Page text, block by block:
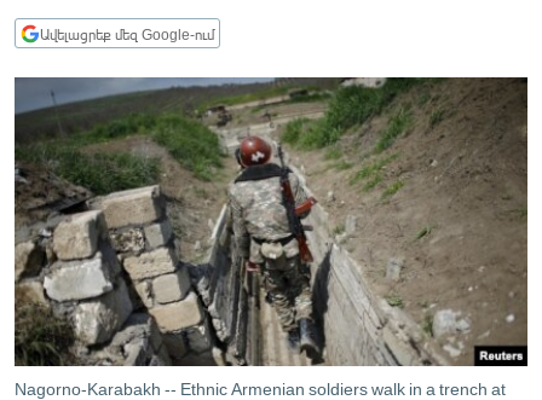
ՏՆՏԵՍՈՒԹՅՈՒՆ
ՊԱՏԵՐԱԶՄԻ 6 ՇԱԲԱԹՆԵՐԸ
ՏԱՐԱԾԱՇՐՋԱՆ
ՄԻՋԱԶԳԱՅԻՆ
ՄՇԱԿՈՒՅԹ
ՍՊՈՐՏ
ՄԵԿՆԱԲԱՆՈՒԹՅՈՒՆ
ՏՏ ԵՒ ԻՆՏԵՐՆԵՏ
Ավելացրեք մեզ Google-ում
Nagorno-Karabakh -- Ethnic Armenian soldiers walk in a trench at